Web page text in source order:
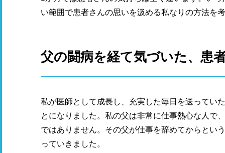
い範囲で患者さんの思いを汲める私なりの方法を
父の闘病を経て気づいた、患
私が医師として成長し、充実した毎日を送ってい
とになりました。私の父は非常に仕事熱心な人で
ではありません。その父が仕事を辞めてからとい
っていきました。